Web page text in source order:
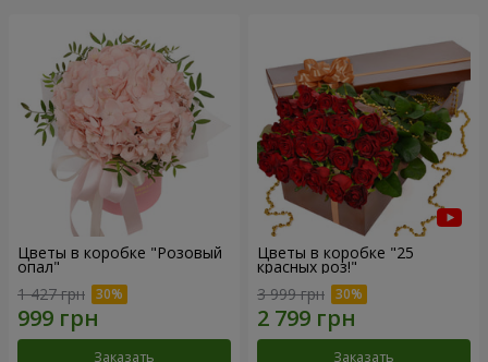
Цветы в коробке "Розовый
опал"
1 427 грн
Заказать
Цветы в коробке "25
красных роз!"
3 999 грн
Заказать